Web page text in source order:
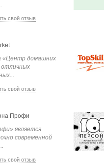
свой отзыв
«Центр домашних
отличных
свой отзыв
Профи
является
современной
свой отзыв